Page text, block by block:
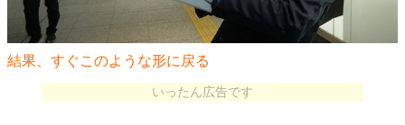
結果、すぐこのような形に戻る
いったん広告です